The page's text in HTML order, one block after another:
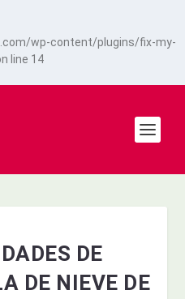
wp-content/plugins/fix-my-
line 14
DE
DE NIEVE DE